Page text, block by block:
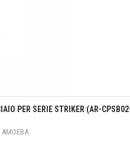
PER SERIE STRIKER (AR-
AMOEBA